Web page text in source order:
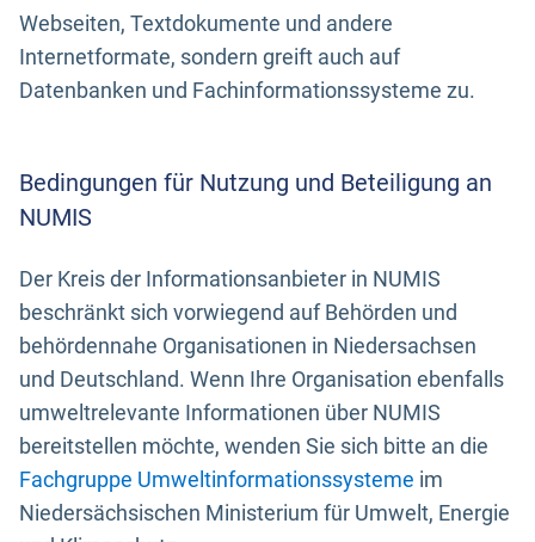
Webseiten, Textdokumente und andere
Internetformate, sondern greift auch auf
Datenbanken und Fachinformationssysteme zu.
Bedingungen für Nutzung und Beteiligung an
NUMIS
Der Kreis der Informationsanbieter in NUMIS
beschränkt sich vorwiegend auf Behörden und
behördennahe Organisationen in Niedersachsen
und Deutschland. Wenn Ihre Organisation ebenfalls
umweltrelevante Informationen über NUMIS
bereitstellen möchte, wenden Sie sich bitte an die
Fachgruppe Umweltinformationssysteme im
Niedersächsischen Ministerium für Umwelt, Energie